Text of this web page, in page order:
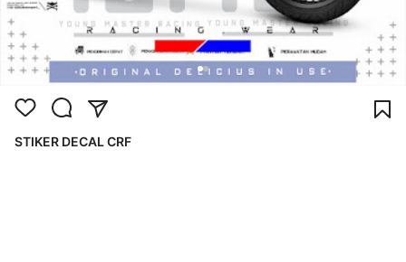
STIKER DECAL CRF